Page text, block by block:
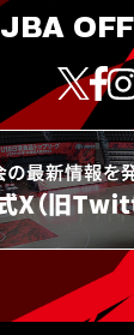
JBA